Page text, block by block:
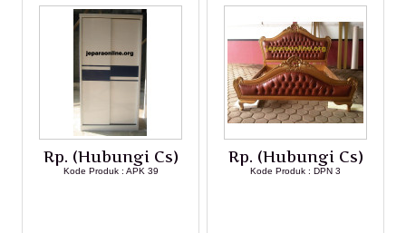
Rp. (Hubungi Cs)
Kode Produk : APK 39
Rp. (Hubungi Cs)
Kode Produk : DPN 3